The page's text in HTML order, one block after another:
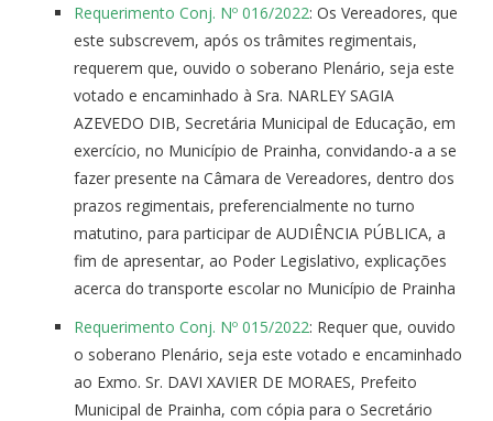
Requerimento Conj. Nº 016/2022: Os Vereadores, que
este subscrevem, após os trâmites regimentais,
requerem que, ouvido o soberano Plenário, seja este
votado e encaminhado à Sra. NARLEY SAGIA
AZEVEDO DIB, Secretária Municipal de Educação, em
exercício, no Município de Prainha, convidando-a a se
fazer presente na Câmara de Vereadores, dentro dos
prazos regimentais, preferencialmente no turno
matutino, para participar de AUDIÊNCIA PÚBLICA, a
fim de apresentar, ao Poder Legislativo, explicações
acerca do transporte escolar no Município de Prainha
Requerimento Conj. Nº 015/2022: Requer que, ouvido
o soberano Plenário, seja este votado e encaminhado
ao Exmo. Sr. DAVI XAVIER DE MORAES, Prefeito
Municipal de Prainha, com cópia para o Secretário